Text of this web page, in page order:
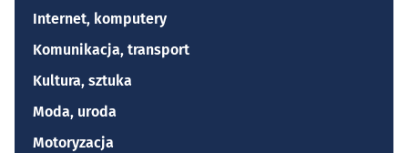
Internet, komputery
Komunikacja, transport
Kultura, sztuka
Moda, uroda
Motoryzacja